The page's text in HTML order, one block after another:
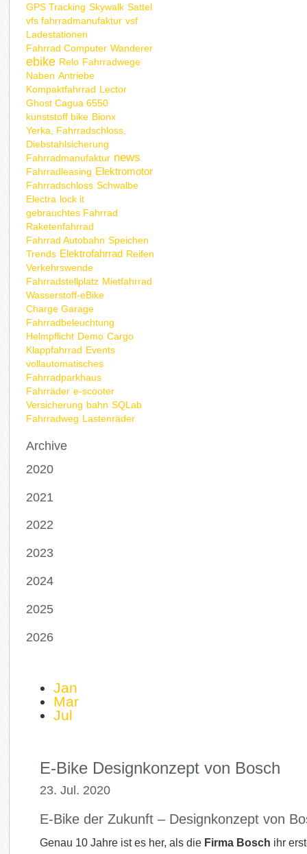
GPS Tracking Skywalk Sattel
vfs fahrradmanufaktur vsf
Ladestationen
Fahrrad Computer Wanderer
ebike Relo Fahrradwege
Naben Antriebe
Kompaktfahrrad Lector
Ghost Cagua 6550
kunststoff bike Bionx
Yerka, Fahrradschloss,
Diebstahlsicherung
Fahrradmanufaktur news
Fahrradleasing Elektromotor
Fahrradschloss Schwalbe
Electra lock it
gebrauchtes Fahrrad
Raketenfahrrad
Fahrrad Autobahn Speichen
Trends Elektrofahrrad Reifen
Verkehrswende
Fahrradstellplatz Mietfahrrad
Wasserstoff-eBike
Charge Garage
Fahrradbeleuchtung
Helmpflicht Demo Cargo
Klappfahrrad Events
vollautomatisches
Fahrradparkhaus
Fahrräder e-scooter
Versicherung bahn SQLab
Fahrradweg Lastenräder
Archive
2020
2021
2022
2023
2024
2025
2026
Jan
Mar
Jul
E-Bike Designkonzept von Bosch
23. Jul. 2020
E-Bike der Zukunft – Designkonzept von
Genau 10 Jahre ist es her, als die Firma Bosch ihr